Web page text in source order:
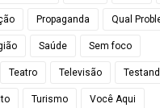
Propaganda Qual
Saúde Sem foco
Teatro Televisão
Turismo Você Aqui